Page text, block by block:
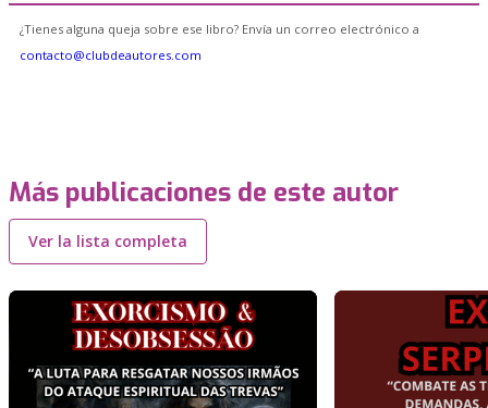
¿Tienes alguna queja sobre ese libro? Envía un correo electrónico a
contacto@clubdeautores.com
Más publicaciones de este autor
Ver la lista completa